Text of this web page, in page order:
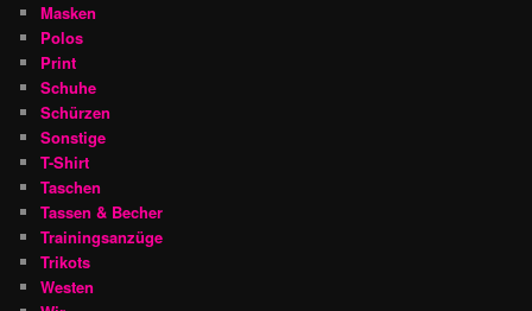
Masken
Polos
Print
Schuhe
Schürzen
Sonstige
T-Shirt
Taschen
Tassen & Becher
Trainingsanzüge
Trikots
Westen